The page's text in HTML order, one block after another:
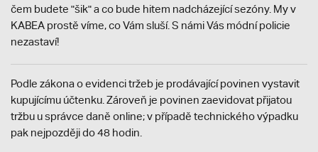
čem budete "šik" a co bude hitem nadcházející sezóny. My v
KABEA prostě víme, co Vám sluší. S námi Vás módní policie
nezastaví!
Podle zákona o evidenci tržeb je prodávající povinen vystavit
kupujícímu účtenku. Zároveň je povinen zaevidovat přijatou
tržbu u správce daně online; v případě technického výpadku
pak nejpozději do 48 hodin.